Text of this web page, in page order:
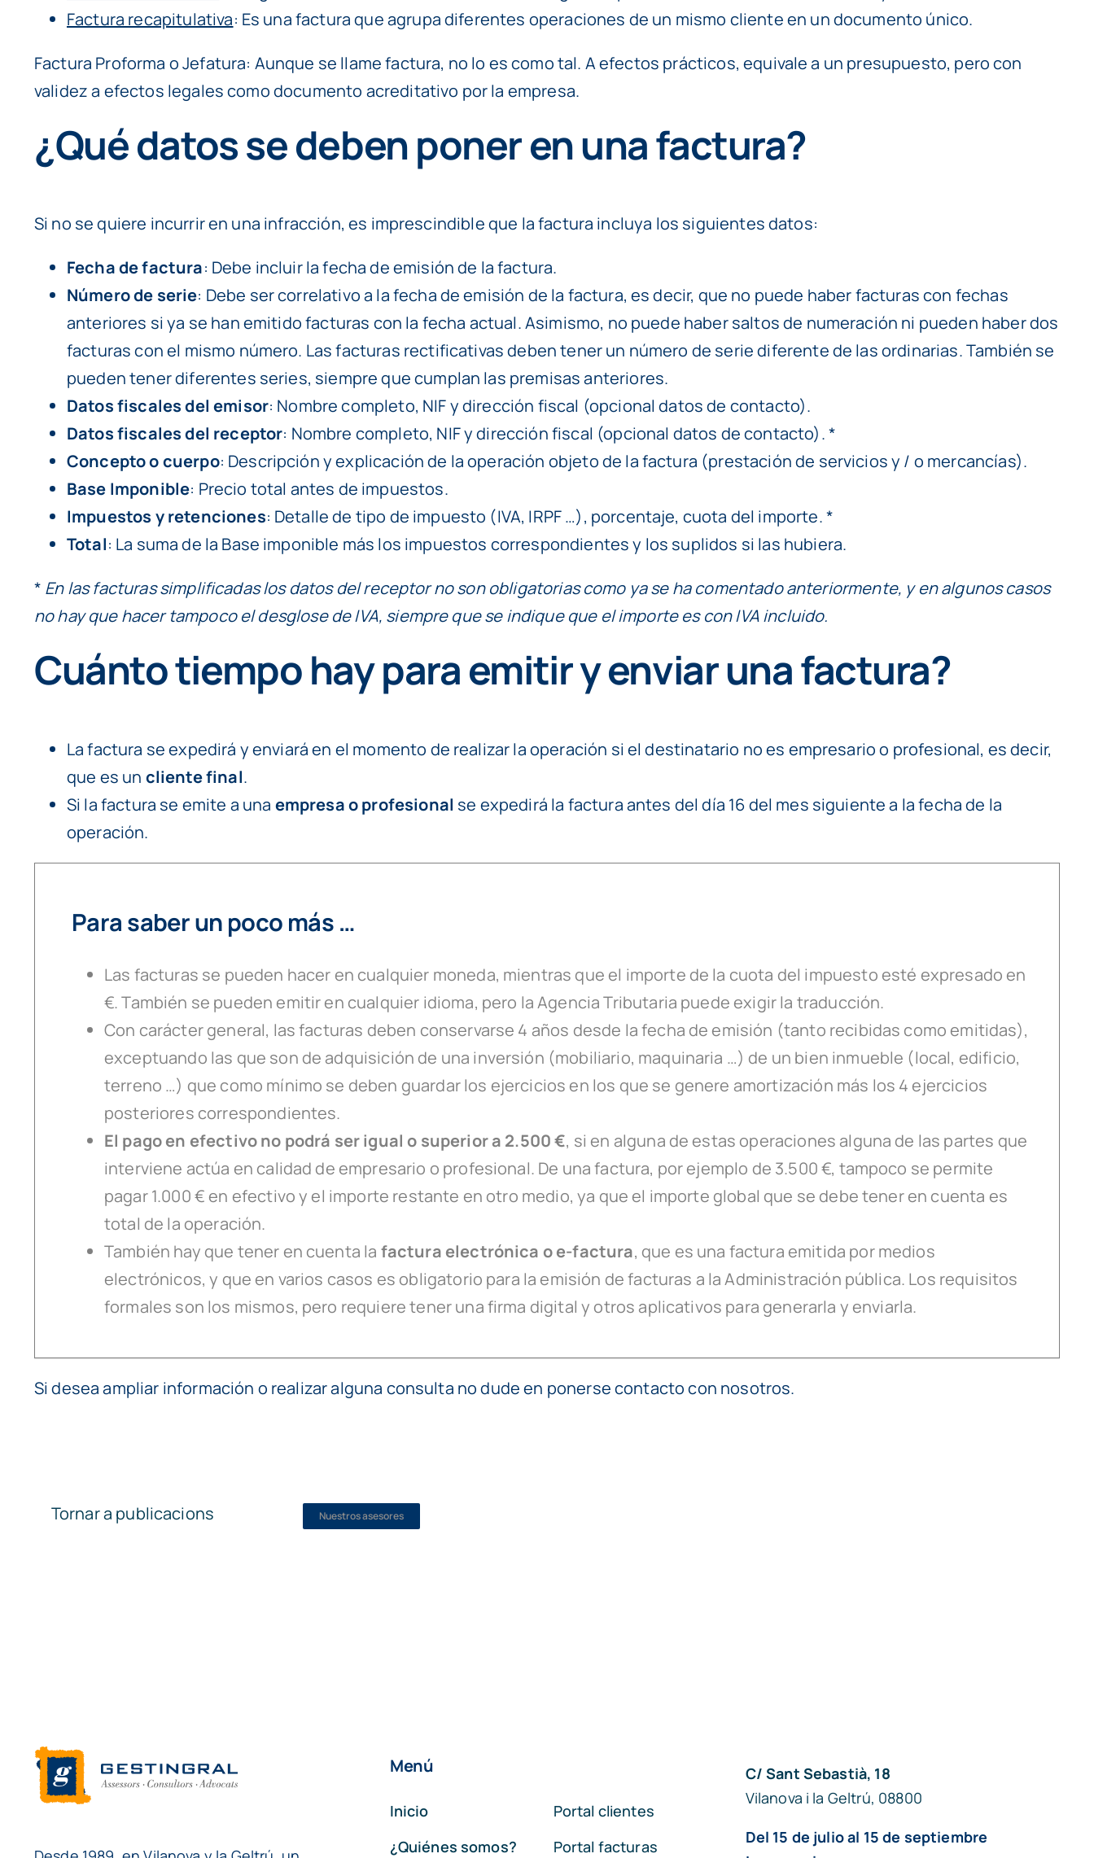
Factura recapitulativa: Es una factura que agrupa diferentes operaciones de un mismo cliente en un documento único.
Factura Proforma o Jefatura: Aunque se llame factura, no lo es como tal. A efectos prácticos, equivale a un presupuesto, pero con
validez a efectos legales como documento acreditativo por la empresa.
¿Qué datos se deben poner en una factura?
Si no se quiere incurrir en una infracción, es imprescindible que la factura incluya los siguientes datos:
Fecha de factura: Debe incluir la fecha de emisión de la factura.
Número de serie: Debe ser correlativo a la fecha de emisión de la factura, es decir, que no puede haber facturas con fechas
anteriores si ya se han emitido facturas con la fecha actual. Asimismo, no puede haber saltos de numeración ni pueden haber dos
facturas con el mismo número. Las facturas rectificativas deben tener un número de serie diferente de las ordinarias. También se
pueden tener diferentes series, siempre que cumplan las premisas anteriores.
Datos fiscales del emisor: Nombre completo, NIF y dirección fiscal (opcional datos de contacto).
Datos fiscales del receptor: Nombre completo, NIF y dirección fiscal (opcional datos de contacto). *
Concepto o cuerpo: Descripción y explicación de la operación objeto de la factura (prestación de servicios y / o mercancías).
Base Imponible: Precio total antes de impuestos.
Impuestos y retenciones: Detalle de tipo de impuesto (IVA, IRPF …), porcentaje, cuota del importe. *
Total: La suma de la Base imponible más los impuestos correspondientes y los suplidos si las hubiera.
* En las facturas simplificadas los datos del receptor no son obligatorias como ya se ha comentado anteriormente, y en algunos casos
no hay que hacer tampoco el desglose de IVA, siempre que se indique que el importe es con IVA incluido.
Cuánto tiempo hay para emitir y enviar una factura?
La factura se expedirá y enviará en el momento de realizar la operación si el destinatario no es empresario o profesional, es decir,
que es un cliente final.
Si la factura se emite a una empresa o profesional se expedirá la factura antes del día 16 del mes siguiente a la fecha de la
operación.
Para saber un poco más …
Las facturas se pueden hacer en cualquier moneda, mientras que el importe de la cuota del impuesto esté expresado en
€. También se pueden emitir en cualquier idioma, pero la Agencia Tributaria puede exigir la traducción.
Con carácter general, las facturas deben conservarse 4 años desde la fecha de emisión (tanto recibidas como emitidas),
exceptuando las que son de adquisición de una inversión (mobiliario, maquinaria …) de un bien inmueble (local, edificio,
terreno …) que como mínimo se deben guardar los ejercicios en los que se genere amortización más los 4 ejercicios
posteriores correspondientes.
El pago en efectivo no podrá ser igual o superior a 2.500 €, si en alguna de estas operaciones alguna de las partes que
interviene actúa en calidad de empresario o profesional. De una factura, por ejemplo de 3.500 €, tampoco se permite
pagar 1.000 € en efectivo y el importe restante en otro medio, ya que el importe global que se debe tener en cuenta es
total de la operación.
También hay que tener en cuenta la factura electrónica o e-factura, que es una factura emitida por medios
electrónicos, y que en varios casos es obligatorio para la emisión de facturas a la Administración pública. Los requisitos
formales son los mismos, pero requiere tener una firma digital y otros aplicativos para generarla y enviarla.
Si desea ampliar información o realizar alguna consulta no dude en ponerse contacto con nosotros.
Tornar a publicacions Nuestros asesores
Menú
Inicio
¿Quiénes somos?
Portal clientes
Portal facturas
C/ Sant Sebastià, 18
Vilanova i la Geltrú, 08800
Del 15 de julio al 15 de septiembre